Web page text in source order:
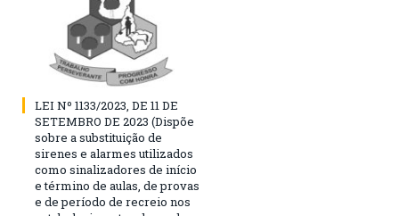
LEI Nº 1133/2023, DE 11 DE
SETEMBRO DE 2023 (Dispõe
sobre a substituição de
sirenes e alarmes utilizados
como sinalizadores de início
e término de aulas, de provas
e de período de recreio nos